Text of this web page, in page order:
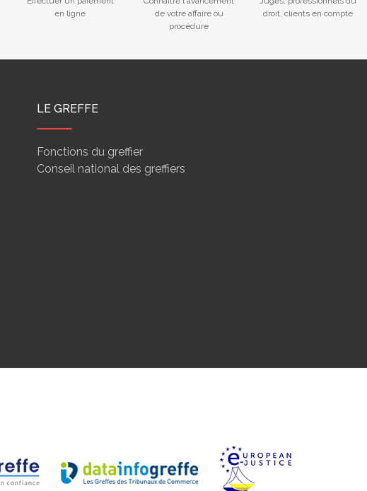
en ligne
de votre affaire ou
procédure
droit, clients en compte
LE GREFFE
Fonctions du greffier
Conseil national des greffiers